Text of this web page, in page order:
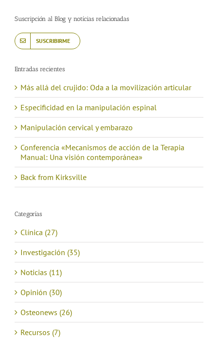
Suscripción al Blog y notícias relacionadas
SUSCRIBIRME
Entradas recientes
Más allá del crujido: Oda a la movilización articular
Especificidad en la manipulación espinal
Manipulación cervical y embarazo
Conferencia «Mecanismos de acción de la Terapia
Manual: Una visión contemporánea»
Back from Kirksville
Categorías
Clínica (27)
Investigación (35)
Noticias (11)
Opinión (30)
Osteonews (26)
Recursos (7)